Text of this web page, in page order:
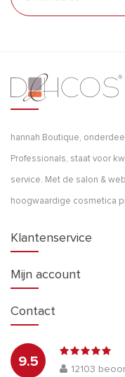
hannah Boutique,
Professionals, staat voor
service. Met de salon &
hoogwaardige cosmetica
Klantenservice
Mijn account
Contact
9.5
12103